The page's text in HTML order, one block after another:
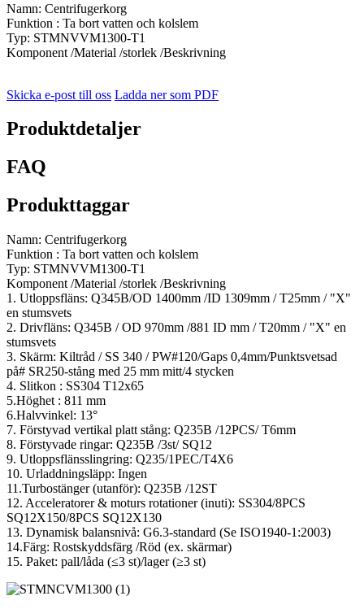
Namn: Centrifugerkorg
Funktion : Ta bort vatten och kolslem
Typ: STMNVVM1300-T1
Komponent /Material /storlek /Beskrivning
Skicka e-post till oss Ladda ner som PDF
Produktdetaljer
FAQ
Produkttaggar
Namn: Centrifugerkorg
Funktion : Ta bort vatten och kolslem
Typ: STMNVVM1300-T1
Komponent /Material /storlek /Beskrivning
1. Utloppsfläns: Q345B/OD 1400mm /ID 1309mm / T25mm / "X"
en stumsvets
2. Drivfläns: Q345B / OD 970mm /881 ID mm / T20mm / "X" en
stumsvets
3. Skärm: Kiltråd / SS 340 / PW#120/Gaps 0,4mm/Punktsvetsad
på# SR250-stång med 25 mm mitt/4 stycken
4. Slitkon : SS304 T12x65
5.Höghet : 811 mm
6.Halvvinkel: 13°
7. Förstyvad vertikal platt stång: Q235B /12PCS/ T6mm
8. Förstyvade ringar: Q235B /3st/ SQ12
9. Utloppsflänsslingring: Q235/1PEC/T4X6
10. Urladdningsläpp: Ingen
11.Turbostänger (utanför): Q235B /12ST
12. Acceleratorer & moturs rotationer (inuti): SS304/8PCS
SQ12X150/8PCS SQ12X130
13. Dynamisk balansnivå: G6.3-standard (Se ISO1940-1:2003)
14.Färg: Rostskyddsfärg /Röd (ex. skärmar)
15. Paket: pall/låda (≤3 st)/lager (≥3 st)